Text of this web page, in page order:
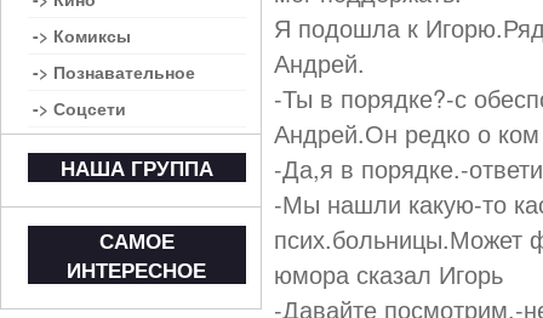
Я подошла к
Андрей.
-Ты в порядке?-с
Андрей.Он редко о ком
-Да,я в порядке.-
-Мы нашли какую-то
псих.больницы.Может
юмора сказал Игорь
-Давайте посмотрим.-
-> Комиксы
-> Познавательное
-> Соцсети
НАША ГРУППА
САМОЕ
ИНТЕРЕСНОЕ